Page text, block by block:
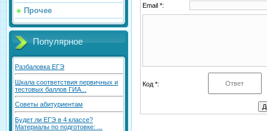
Прочее
Популярное
Разбаловка ЕГЭ
Шкала соответствия первичных и
тестовых баллов ГИА...
Советы абитуриентам
Будет ли ЕГЭ в 4 классе?
Материалы по подготовке: ...
Email *:
Код *: